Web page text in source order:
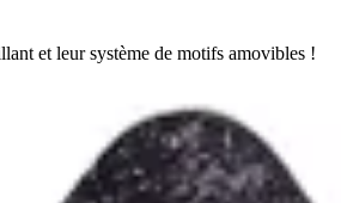
et leur système de motifs amovibles !